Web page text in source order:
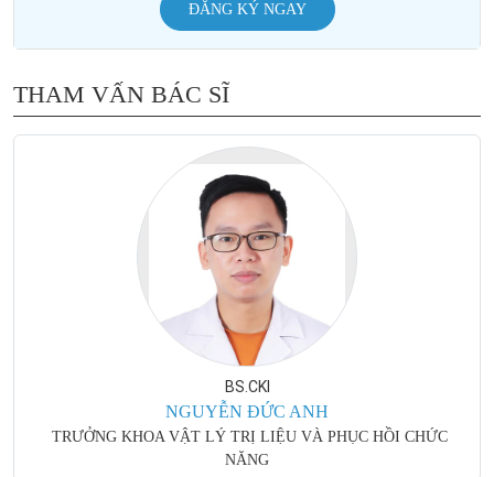
ĐĂNG KÝ NGAY
THAM VẤN BÁC SĨ
BS.CKI
NGUYỄN ĐỨC ANH
TRƯỞNG KHOA VẬT LÝ TRỊ LIỆU VÀ PHỤC HỒI CHỨC
NĂNG